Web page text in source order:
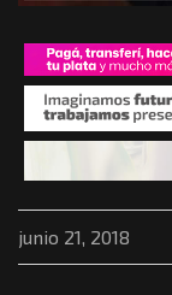
junio 21, 2018